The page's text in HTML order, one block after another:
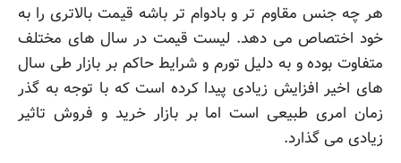
هر چه جنس مقاوم تر و بادوام تر باشه قیمت بالاتری را به
خود اختصاص می دهد. لیست قیمت در سال های مختلف
متفاوت بوده و به دلیل تورم و شرایط حاکم بر بازار طی سال
های اخیر افزایش زیادی پیدا کرده است که با توجه به گذر
زمان امری طبیعی است اما بر بازار خرید و فروش تاثیر
زیادی می گذارد.